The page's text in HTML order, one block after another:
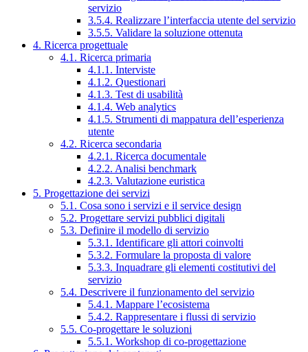
servizio
3.5.4. Realizzare l’interfaccia utente del servizio
3.5.5. Validare la soluzione ottenuta
4. Ricerca progettuale
4.1. Ricerca primaria
4.1.1. Interviste
4.1.2. Questionari
4.1.3. Test di usabilità
4.1.4. Web analytics
4.1.5. Strumenti di mappatura dell’esperienza
utente
4.2. Ricerca secondaria
4.2.1. Ricerca documentale
4.2.2. Analisi benchmark
4.2.3. Valutazione euristica
5. Progettazione dei servizi
5.1. Cosa sono i servizi e il service design
5.2. Progettare servizi pubblici digitali
5.3. Definire il modello di servizio
5.3.1. Identificare gli attori coinvolti
5.3.2. Formulare la proposta di valore
5.3.3. Inquadrare gli elementi costitutivi del
servizio
5.4. Descrivere il funzionamento del servizio
5.4.1. Mappare l’ecosistema
5.4.2. Rappresentare i flussi di servizio
5.5. Co-progettare le soluzioni
5.5.1. Workshop di co-progettazione